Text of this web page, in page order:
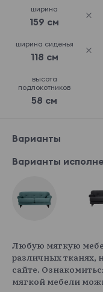
ширина
159 см
ширина сиденья
118 см
высота
подлокотников
58 см
Варианты
Варианты
Любую мягкую
различных тканях,
сайте.
мягкой мебели